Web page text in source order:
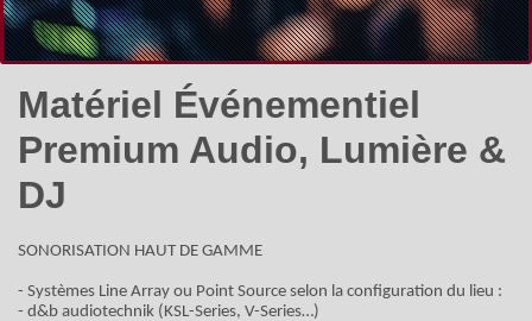
Matériel Événementiel
Premium Audio, Lumière &
DJ
SONORISATION HAUT DE GAMME
- Systèmes Line Array ou Point Source selon la configuration du lieu :
- d&b audiotechnik (KSL-Series, V-Series…)